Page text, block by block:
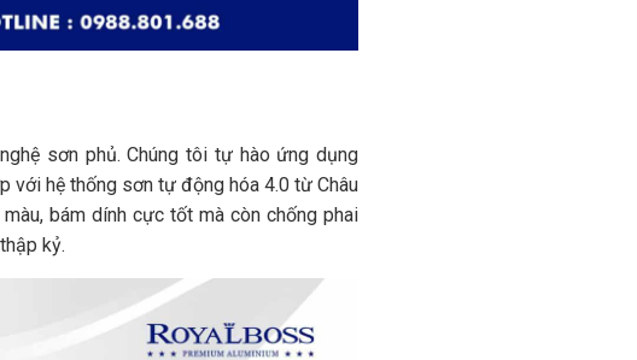
sơn phủ. Chúng tôi tự hào ứng dụng
với hệ thống sơn tự động hóa 4.0 từ Châu
bám dính cực tốt mà còn chống phai
kỷ.